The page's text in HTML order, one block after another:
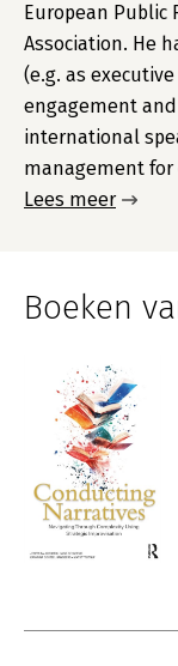
European Public
Association. He
(e.g. as
engagement
international
management for
Lees meer
Boeken